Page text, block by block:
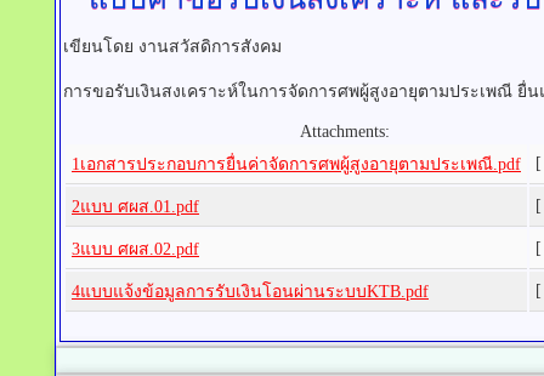
เขียนโดย งานสวัสดิการสังคม
การขอรับเงินสงเคราะห์ในการจัดการศพผู้สูงอายุตามประเพณี
Attachments:
1เอกสารประกอบการยื่นค่าจัดการศพผู้สูงอายุตามประเพณี.pdf
2แบบ ศผส.01.pdf
3แบบ ศผส.02.pdf
4แบบแจ้งข้อมูลการรับเงินโอนผ่านระบบKTB.pdf